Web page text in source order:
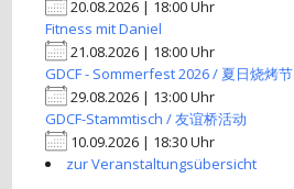
20.08.2026 | 18:00 Uhr
Fitness mit Daniel
21.08.2026 | 18:00 Uhr
GDCF - Sommerfest 2026 / 夏日烧烤节
29.08.2026 | 13:00 Uhr
GDCF-Stammtisch / 友谊桥活动
10.09.2026 | 18:30 Uhr
zur Veranstaltungsübersicht